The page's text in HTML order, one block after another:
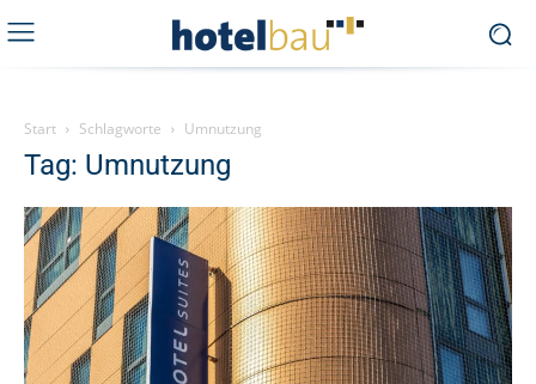
Start Schlagworte Umnutzung
Tag: Umnutzung